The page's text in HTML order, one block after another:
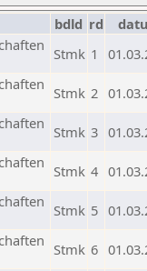
bdld rd
Stmk 1
Stmk 2
Stmk 3
Stmk 4
Stmk 5
Stmk 6